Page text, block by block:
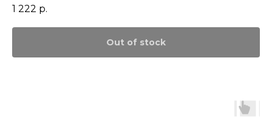
1 222 р.
Out of stock